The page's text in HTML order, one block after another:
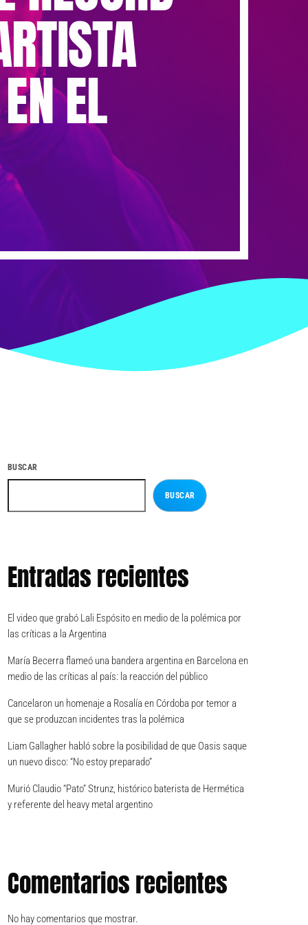
EL
BUSCAR
BUSCAR
Entradas recientes
El video que grabó Lali Espósito en medio de la polémica por
las críticas a la Argentina
María Becerra flameó una bandera argentina en Barcelona en
medio de las críticas al país: la reacción del público
Cancelaron un homenaje a Rosalía en Córdoba por temor a
que se produzcan incidentes tras la polémica
Liam Gallagher habló sobre la posibilidad de que Oasis saque
un nuevo disco: “No estoy preparado”
Murió Claudio “Pato” Strunz, histórico baterista de Hermética
y referente del heavy metal argentino
Comentarios recientes
No hay comentarios que mostrar.